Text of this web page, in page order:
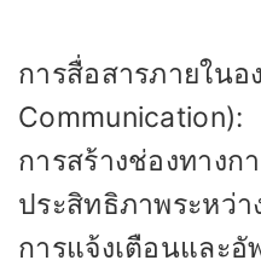
การสื่อสารภายในอ
Communication):
การสร้างช่องทางก
ประสิทธิภาพระหว่
การแจ้งเตือนและอั